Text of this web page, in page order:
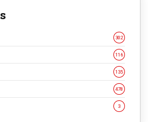
302
116
135
478
3